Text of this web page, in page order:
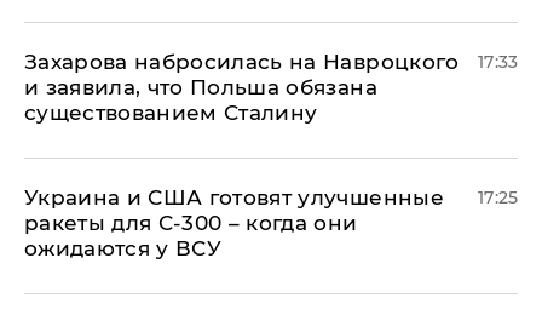
​Захарова набросилась на Навроцкого
и заявила, что Польша обязана
существованием Сталину
17:33
Украина и США готовят улучшенные
ракеты для С-300 – когда они
ожидаются у ВСУ
17:25